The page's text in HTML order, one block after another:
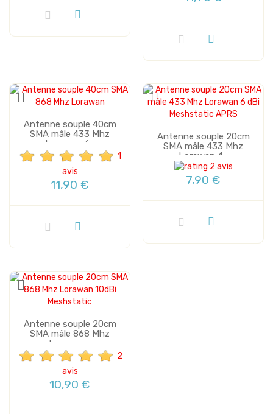
Antenne souple 40cm
SMA mâle 433 Mhz
Lorawan 6...
1
avis
11,90 €
Antenne souple 20cm
SMA mâle 433 Mhz
Lorawan 4...
2 avis
7,90 €
Antenne souple 20cm
SMA mâle 868 Mhz
Lorawan...
2
avis
10,90 €